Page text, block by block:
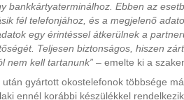
bankkártyaterminálhoz. Ebben az
fél telefonjához, és a megjelenő
egy érintéssel átkerülnek a
Teljesen biztonságos, hiszen zárt
nem kell tartanunk” – emelte ki a
gyártott okostelefonok többsége
ennél korábbi készülékkel